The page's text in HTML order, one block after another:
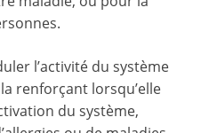
l’activité du système
renforçant lorsqu’elle
du système,